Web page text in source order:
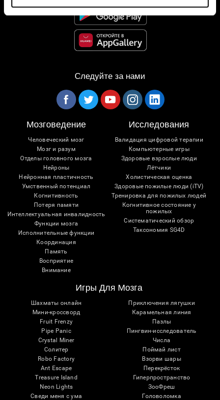
Следуйте за нами
Мозговедение
Человеческий мозг
Мозг и разум
Отделы головного мозга
Нейроны
Нейронная пластичность
Умственный потенциал
Когнитивность
Потеря памяти
Интеллектуальная инвалидность
Функции мозга
Исполнительные функции
Координация
Память
Восприятие
Внимание
Исследования
Валидация цифровой терапии
Компьютерные игры
Здоровые взрослые люди
Лётчики
Холистическая оценка
Здоровые пожилые люди (iTV)
Тренировка для пожилых людей
Когнитивное состояние у
пожилых
Систематический обзор
Таксономия SG4D
Игры Для Мозга
Шахматы онлайн
Мини-кроссворд
Fruit Frenzy
Pipe Panic
Crystal Miner
Солитер
Robo Factory
Ant Escape
Treasure Island
Neon Lights
Сведи меня с ума
Приключения лягушки
Карамельная линия
Пазлы
Пингвин-исследователь
Числа
Поймай лист
Взорви шары
Перекрёсток
Гиперпространство
ЗооФреш
Головоломка